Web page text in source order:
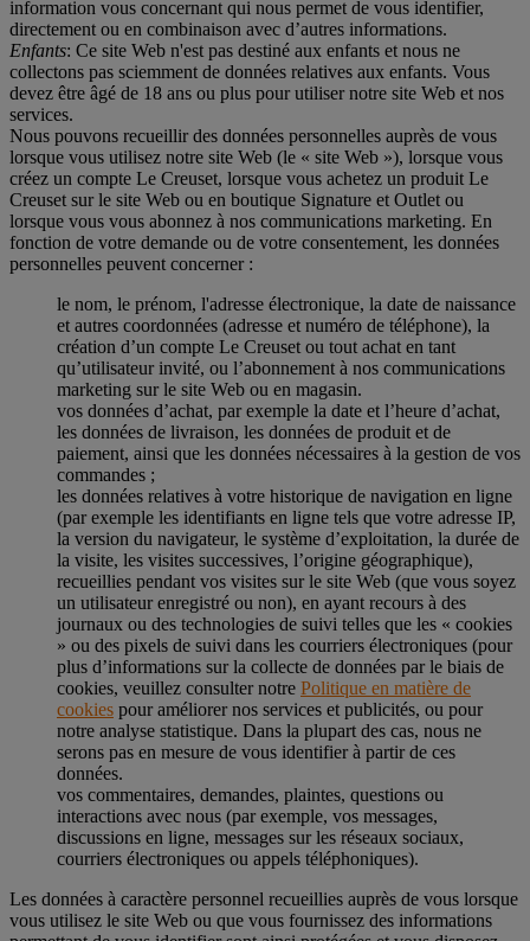
information vous concernant qui nous permet de vous identifier,
directement ou en combinaison avec d’autres informations.
Enfants: Ce site Web n'est pas destiné aux enfants et nous ne
collectons pas sciemment de données relatives aux enfants. Vous
devez être âgé de 18 ans ou plus pour utiliser notre site Web et nos
services.
Nous pouvons recueillir des données personnelles auprès de vous
lorsque vous utilisez notre site Web (le « site Web »), lorsque vous
créez un compte Le Creuset, lorsque vous achetez un produit Le
Creuset sur le site Web ou en boutique Signature et Outlet ou
lorsque vous vous abonnez à nos communications marketing. En
fonction de votre demande ou de votre consentement, les données
personnelles peuvent concerner :
le nom, le prénom, l'adresse électronique, la date de naissance
et autres coordonnées (adresse et numéro de téléphone), la
création d’un compte Le Creuset ou tout achat en tant
qu’utilisateur invité, ou l’abonnement à nos communications
marketing sur le site Web ou en magasin.
vos données d’achat, par exemple la date et l’heure d’achat,
les données de livraison, les données de produit et de
paiement, ainsi que les données nécessaires à la gestion de vos
commandes ;
les données relatives à votre historique de navigation en ligne
(par exemple les identifiants en ligne tels que votre adresse IP,
la version du navigateur, le système d’exploitation, la durée de
la visite, les visites successives, l’origine géographique),
recueillies pendant vos visites sur le site Web (que vous soyez
un utilisateur enregistré ou non), en ayant recours à des
journaux ou des technologies de suivi telles que les « cookies
» ou des pixels de suivi dans les courriers électroniques (pour
plus d’informations sur la collecte de données par le biais de
cookies, veuillez consulter notre Politique en matière de
cookies pour améliorer nos services et publicités, ou pour
notre analyse statistique. Dans la plupart des cas, nous ne
serons pas en mesure de vous identifier à partir de ces
données.
vos commentaires, demandes, plaintes, questions ou
interactions avec nous (par exemple, vos messages,
discussions en ligne, messages sur les réseaux sociaux,
courriers électroniques ou appels téléphoniques).
Les données à caractère personnel recueillies auprès de vous lorsque
vous utilisez le site Web ou que vous fournissez des informations